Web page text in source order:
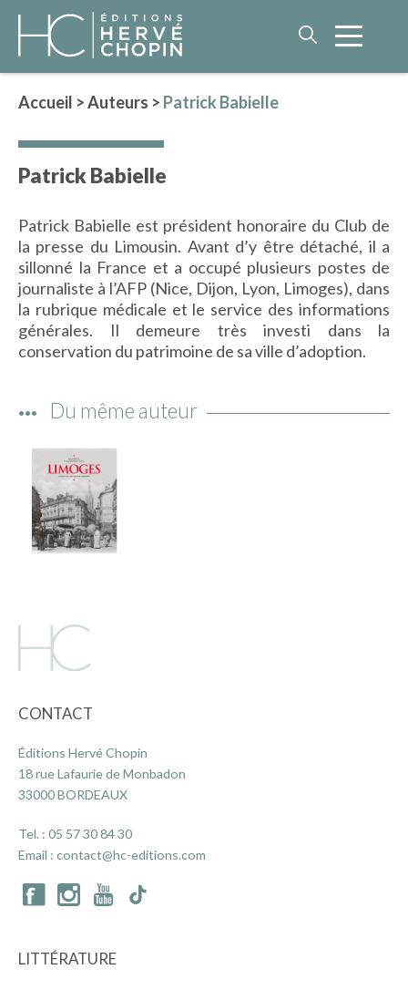
NOS AUTEURS
POLAR
IMAGINAIRE
LITTÉRATURE GÉNÉRALE
PHILOSOPHIE
LITTÉRATURE
Accueil >Auteurs > Patrick Babielle
Patrick Babielle
Patrick Babielle est président honoraire du Club de
la presse du Limousin. Avant d’y être détaché, il a
sillonné la France et a occupé plusieurs postes de
journaliste à l’AFP (Nice, Dijon, Lyon, Limoges), dans
la rubrique médicale et le service des informations
générales. Il demeure très investi dans la
conservation du patrimoine de sa ville d’adoption.
Du même auteur
CONTACT
Éditions Hervé Chopin
18 rue Lafaurie de Monbadon
33000 BORDEAUX
Tel. : 05 57 30 84 30
Email : contact@hc-editions.com
LITTÉRATURE